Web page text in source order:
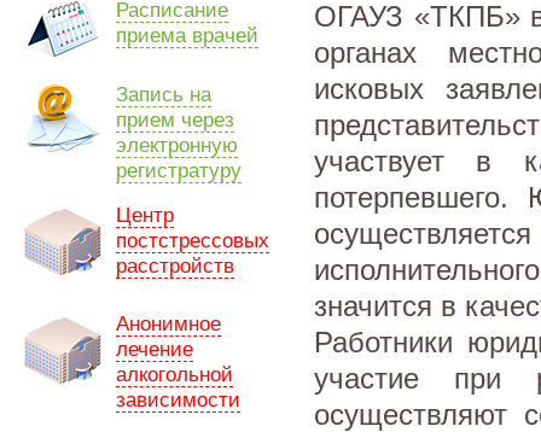
ОГАУЗ «ТКПБ» в
органах
исковых
участвует в
потерпевшего.
значится в
Работники
участие при
осуществляют
Расписание
приема врачей
Запись на
прием через
электронную
регистратуру
Центр
постстрессовых
расстройств
Анонимное
лечение
алкогольной
зависимости